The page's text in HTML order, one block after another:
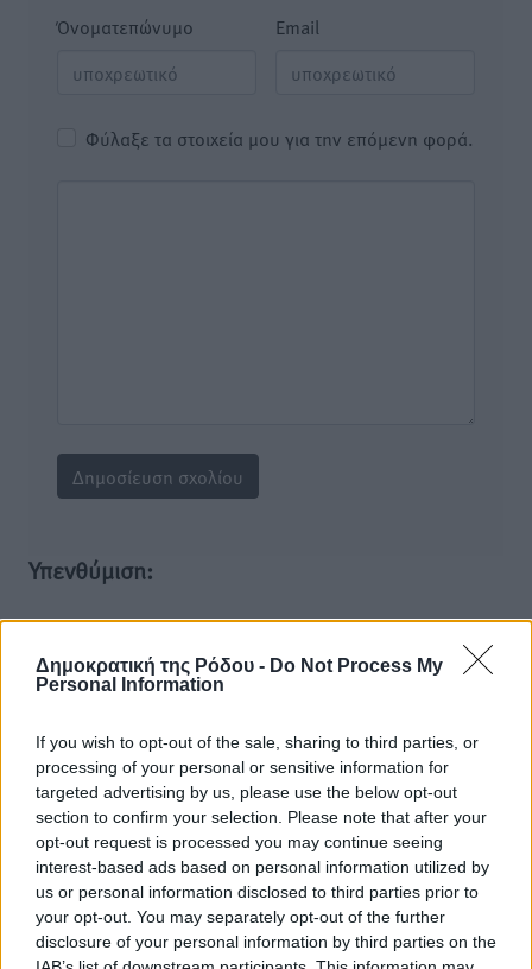
Δημοκρατική της Ρόδου - Do Not Process My
Personal Information
If you wish to opt-out of the sale, sharing to third parties, or
processing of your personal or sensitive information for
targeted advertising by us, please use the below opt-out
section to confirm your selection. Please note that after your
opt-out request is processed you may continue seeing
interest-based ads based on personal information utilized by
us or personal information disclosed to third parties prior to
your opt-out. You may separately opt-out of the further
disclosure of your personal information by third parties on the
Όνοματεπώνυμο Email
Φύλαξε τα στοιχεία μου για την επόμενη φορά.
Υπενθύμιση:
Για την μερική αναπαραγωγή της είδησης από άλλες
ιστοσελίδες είναι απαραίτητη η χρήση του παρακάτω
παρεχόμενου συνδέσμου παραπομπής προς το άρθρο
o καιρός τώρα:
30°
αίθριος καιρός
62%